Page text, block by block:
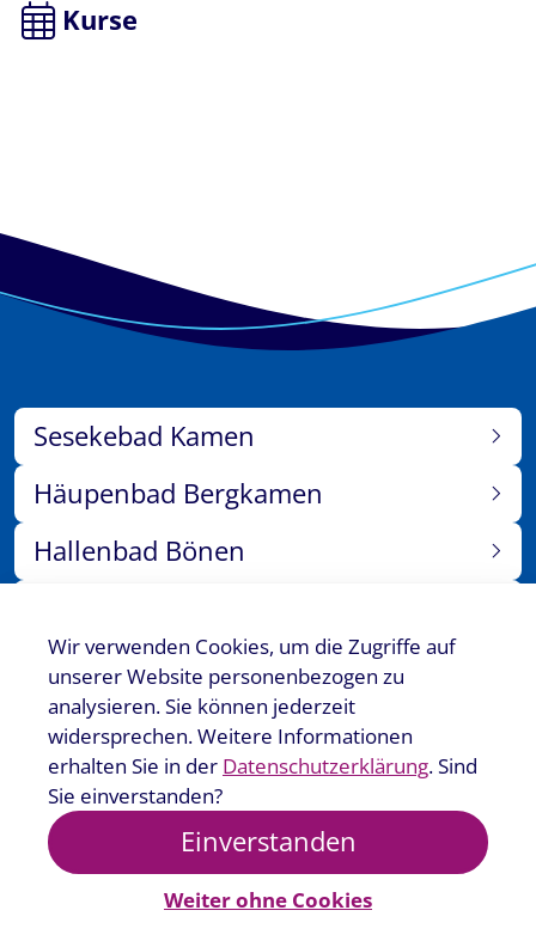
Kurse
Sesekebad Kamen
Häupenbad Bergkamen
Hallenbad Bönen
Events
Jobs
Kurse
Wir verwenden Cookies, um die Zugriffe auf
unserer Website personenbezogen zu
analysieren. Sie können jederzeit
widersprechen. Weitere Informationen
erhalten Sie in der Datenschutzerklärung. Sind
Sie einverstanden?
Einverstanden
Weiter ohne Cookies